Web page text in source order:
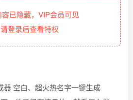
已隐藏，VIP会员可见
登录后查看特权
器 空白、超火热名字一键生成